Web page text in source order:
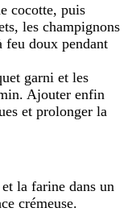
cocotte, puis
les champignons
feu doux pendant
garni et les
Ajouter enfin
et prolonger la
la farine dans un
crémeuse.